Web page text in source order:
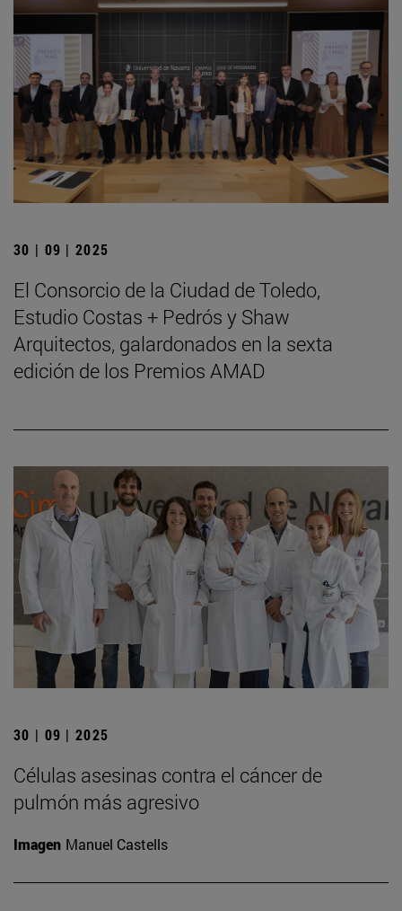
30 | 09 | 2025
El Consorcio de la Ciudad de Toledo,
Estudio Costas + Pedrós y Shaw
Arquitectos, galardonados en la sexta
edición de los Premios AMAD
30 | 09 | 2025
Células asesinas contra el cáncer de
pulmón más agresivo
Imagen Manuel Castells